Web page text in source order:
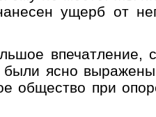
ущерб от
впечатление,
ясно
общество при